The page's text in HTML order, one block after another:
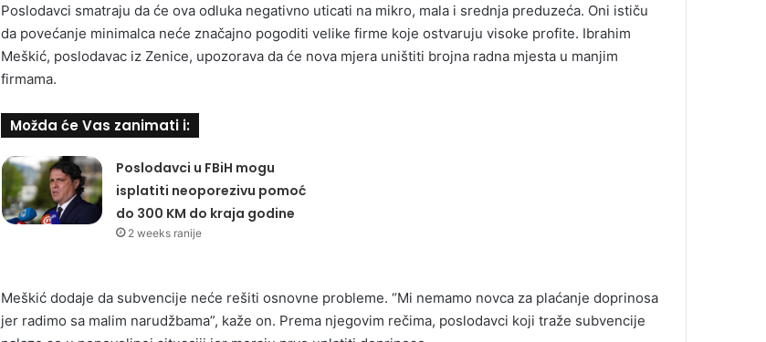
Poslodavci smatraju da će ova odluka negativno uticati na mikro, mala i srednja preduzeća. Oni ističu
da povećanje minimalca neće značajno pogoditi velike firme koje ostvaruju visoke profite. Ibrahim
Meškić, poslodavac iz Zenice, upozorava da će nova mjera uništiti brojna radna mjesta u manjim
firmama.
Možda će Vas zanimati i:
Poslodavci u FBiH mogu
isplatiti neoporezivu pomoć
do 300 KM do kraja godine
2 weeks ranije
Meškić dodaje da subvencije neće rešiti osnovne probleme. “Mi nemamo novca za plaćanje doprinosa
jer radimo sa malim narudžbama”, kaže on. Prema njegovim rečima, poslodavci koji traže subvencije